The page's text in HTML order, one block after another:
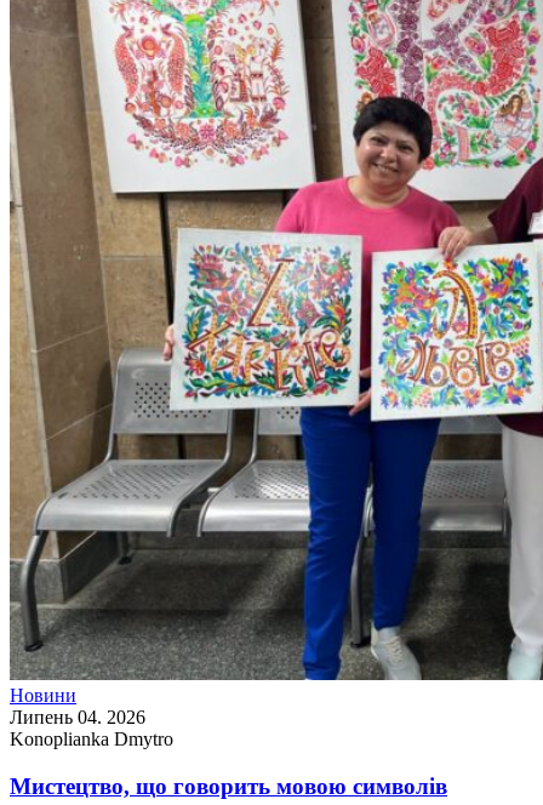
Новини
Липень 04. 2026
Konoplianka Dmytro
Мистецтво, що говорить мовою символів